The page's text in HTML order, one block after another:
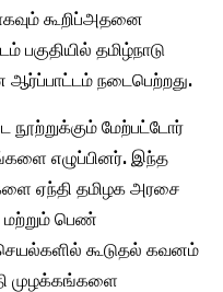
கூறிப்அதனை
தமிழ்நாடு
நடைபெற்றது.
மேற்பட்டோர்
எழுப்பினர். இந்த
ஏந்தி தமிழக அரசை
மற்றும் பெண்
கூடுதல் கவனம்
முழக்கங்களை